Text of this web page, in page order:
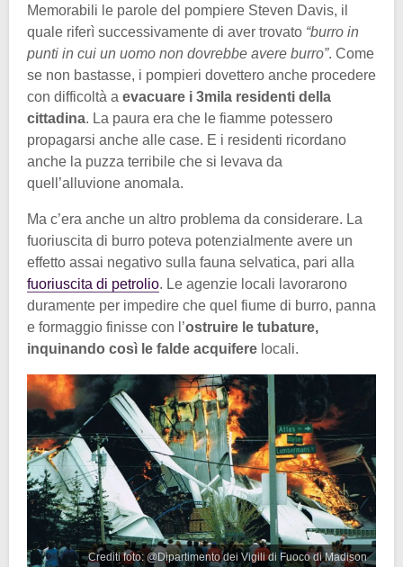
Memorabili le parole del pompiere Steven Davis, il
quale riferì successivamente di aver trovato “burro in
punti in cui un uomo non dovrebbe avere burro”. Come
se non bastasse, i pompieri dovettero anche procedere
con difficoltà a evacuare i 3mila residenti della
cittadina. La paura era che le fiamme potessero
propagarsi anche alle case. E i residenti ricordano
anche la puzza terribile che si levava da
quell’alluvione anomala.
Ma c’era anche un altro problema da considerare. La
fuoriuscita di burro poteva potenzialmente avere un
effetto assai negativo sulla fauna selvatica, pari alla
fuoriuscita di petrolio. Le agenzie locali lavorarono
duramente per impedire che quel fiume di burro, panna
e formaggio finisse con l’ostruire le tubature,
inquinando così le falde acquifere locali.
Crediti foto: @Dipartimento dei Vigili di Fuoco di Madison